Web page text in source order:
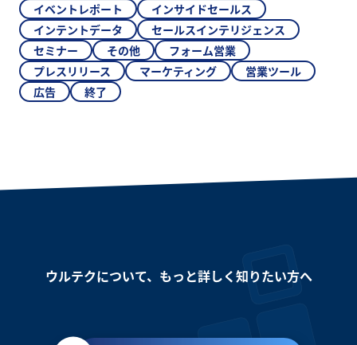
イベントレポート
インサイドセールス
インテントデータ
セールスインテリジェンス
セミナー
その他
フォーム営業
プレスリリース
マーケティング
営業ツール
広告
終了
ウルテクについて、もっと詳しく知りたい方へ